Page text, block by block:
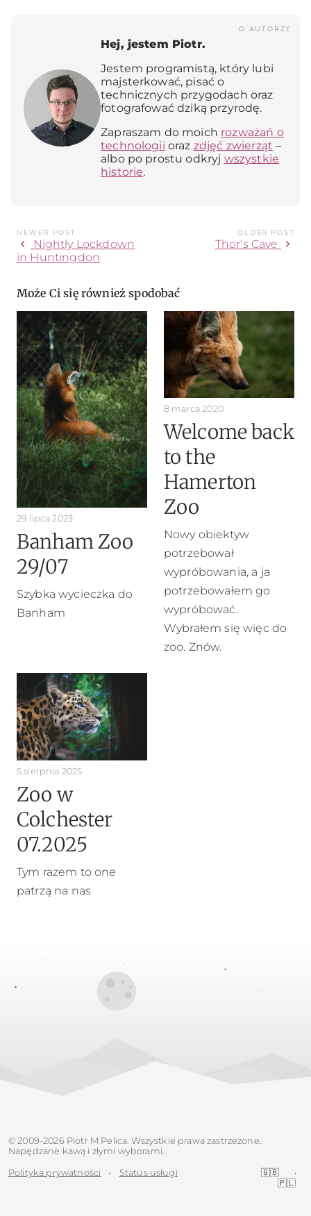
O AUTORZE
Hej, jestem Piotr.
Jestem programistą, który lubi
majsterkować, pisać o
technicznych przygodach oraz
fotografować dziką przyrodę.
Zapraszam do moich rozważań o
technologii oraz zdjęć zwierząt –
albo po prostu odkryj wszystkie
historie.
NEWER POST
chevron_left
Nightly Lockdown
in Huntingdon
OLDER POST
Thor's Cave chevron_right
Może Ci się również spodobać
29 lipca 2023
Banham Zoo
29/07
Szybka wycieczka do
Banham
8 marca 2020
Welcome back
to the
Hamerton
Zoo
Nowy obiektyw
potrzebował
wypróbowania, a ja
potrzebowałem go
wypróbować.
Wybrałem się więc do
zoo. Znów.
5 sierpnia 2025
Zoo w
Colchester
07.2025
Tym razem to one
patrzą na nas
© 2009-2026 Piotr M Pelica. Wszystkie prawa zastrzeżone.
Napędzane kawą i złymi wyborami.
Polityka prywatności • Status usługi 🇬🇧
•
🇵🇱